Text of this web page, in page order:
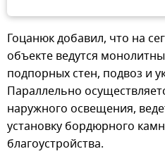
Гоцанюк добавил, что на
объекте ведутся
подпорных стен, подвоз и
Параллельно
наружного освещения,
установку бордюрного
благоустройства.